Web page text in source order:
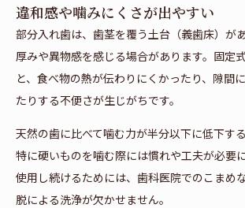
違和感や噛みにくさが出やすい
部分入れ歯は、歯茎を覆う土台（義歯床）が
厚みや異物感を感じる場合があります。固定
と、食べ物の熱が伝わりにくかったり、隙間
たりする不便さが生じがちです。
天然の歯に比べて噛む力が半分以下に低下する
特に硬いものを噛む際には慣れや工夫が必要
使用し続けるためには、歯科医院でのこまめ
脱による洗浄が欠かせません。